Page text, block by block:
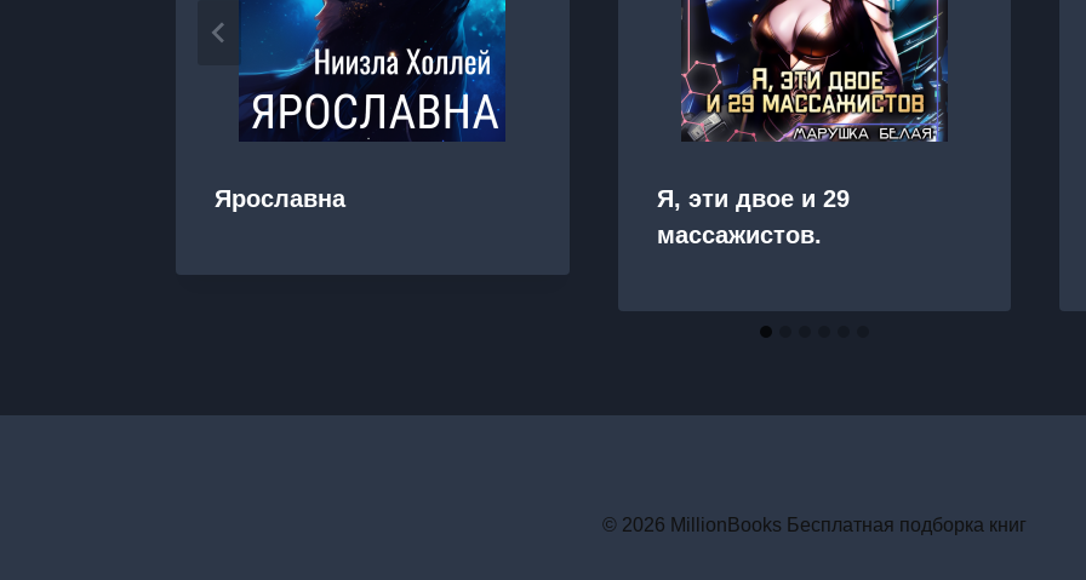
Ярославна
Я, эти двое и 29
массажистов.
© 2026 MillionBooks Бесплатная подборка книг